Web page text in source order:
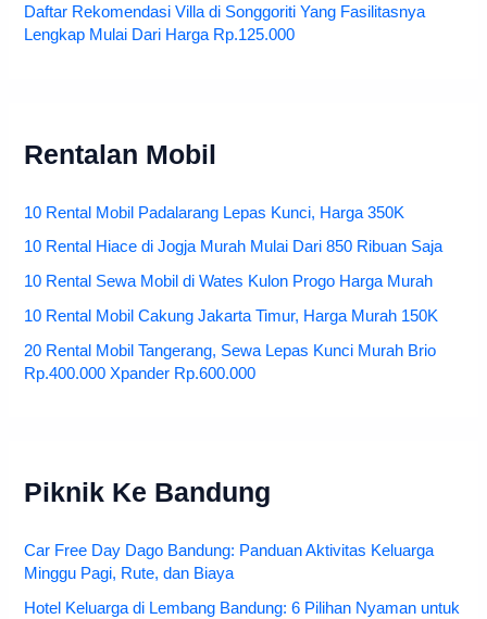
Daftar Rekomendasi Villa di Songgoriti Yang Fasilitasnya
Lengkap Mulai Dari Harga Rp.125.000
Rentalan Mobil
10 Rental Mobil Padalarang Lepas Kunci, Harga 350K
10 Rental Hiace di Jogja Murah Mulai Dari 850 Ribuan Saja
10 Rental Sewa Mobil di Wates Kulon Progo Harga Murah
10 Rental Mobil Cakung Jakarta Timur, Harga Murah 150K
20 Rental Mobil Tangerang, Sewa Lepas Kunci Murah Brio
Rp.400.000 Xpander Rp.600.000
Piknik Ke Bandung
Car Free Day Dago Bandung: Panduan Aktivitas Keluarga
Minggu Pagi, Rute, dan Biaya
Hotel Keluarga di Lembang Bandung: 6 Pilihan Nyaman untuk